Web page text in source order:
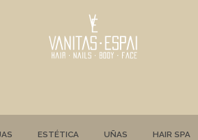
ESTÉTICA UÑAS HAIR SPA